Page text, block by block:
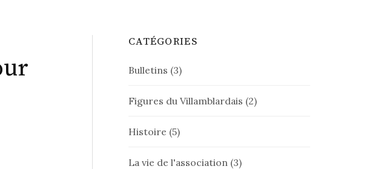
CATÉGORIES
Bulletins (3)
Figures du Villamblardais (2)
Histoire (5)
La vie de l'association (3)